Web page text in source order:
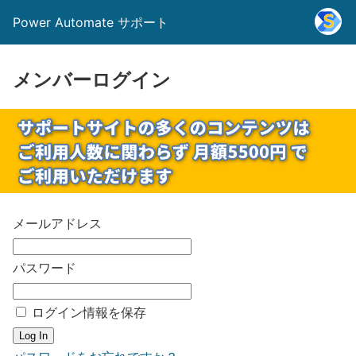
Power Automate サポート
メンバーログイン
メールアドレス
パスワード
ログイン情報を保存